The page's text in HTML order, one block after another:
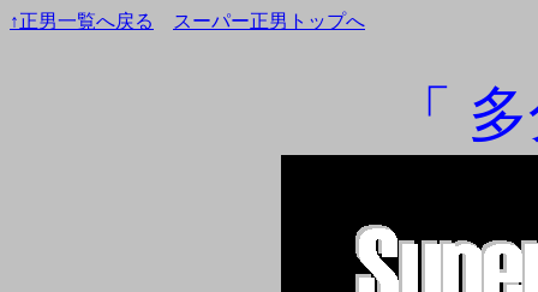
↑正男一覧へ戻る スーパー正男トップへ
「